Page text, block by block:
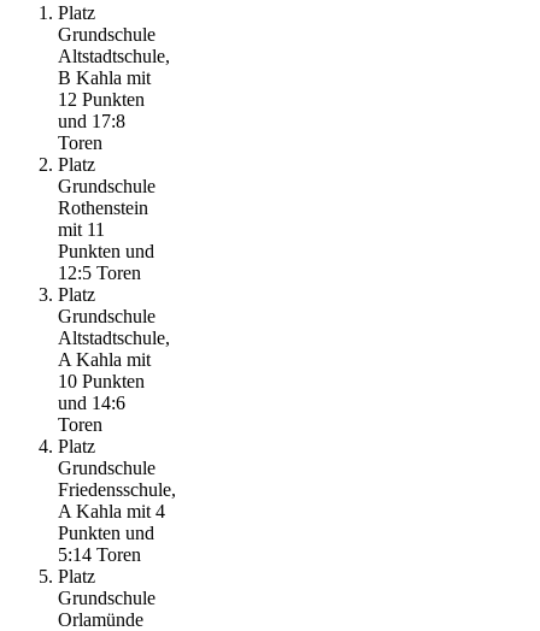
Platz
Grundschule
Altstadtschule,
B Kahla mit
12 Punkten
und 17:8
Toren
Platz
Grundschule
Rothenstein
mit 11
Punkten und
12:5 Toren
Platz
Grundschule
Altstadtschule,
A Kahla mit
10 Punkten
und 14:6
Toren
Platz
Grundschule
Friedensschule,
A Kahla mit 4
Punkten und
5:14 Toren
Platz
Grundschule
Orlamünde